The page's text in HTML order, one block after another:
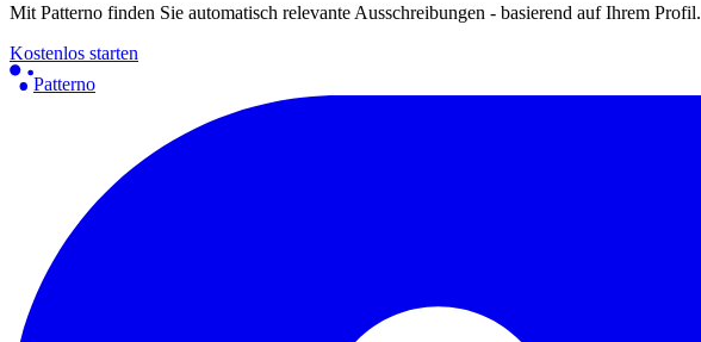
Mit Patterno finden Sie automatisch relevante Ausschreibungen - basierend auf Ihrem Profil.
Kostenlos starten
Patterno